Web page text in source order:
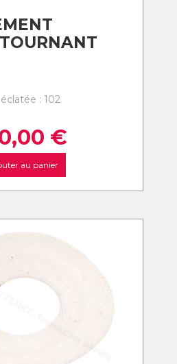
: 102
€
au panier